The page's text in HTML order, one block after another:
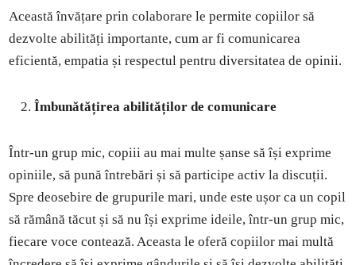
Această învățare prin colaborare le permite copiilor să
dezvolte abilități importante, cum ar fi comunicarea
eficientă, empatia și respectul pentru diversitatea de opinii.
Îmbunătățirea abilităților de comunicare
Într-un grup mic, copiii au mai multe șanse să își exprime
opiniile, să pună întrebări și să participe activ la discuții.
Spre deosebire de grupurile mari, unde este ușor ca un copil
să rămână tăcut și să nu își exprime ideile, într-un grup mic,
fiecare voce contează. Aceasta le oferă copiilor mai multă